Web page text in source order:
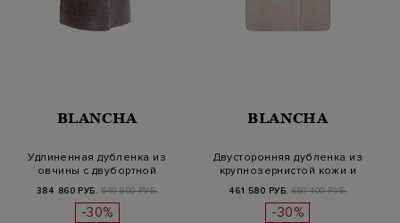
BLANCHA
Удлиненная дубленка из
овчины с двубортной
застежкой
384 860 РУБ. 549 800 РУБ.
-30%
BLANCHA
Двусторонняя дубленка из
крупнозернистой кожи и
овчины
461 580 РУБ. 659 400 РУБ.
-30%